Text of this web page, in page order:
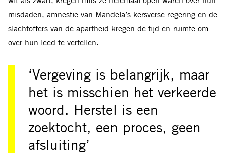
misdaden, amnestie van Mandela’s kersverse regering en de
slachtoffers van de apartheid kregen de tijd en ruimte om
over hun leed te vertellen.
‘Vergeving is belangrijk, maar
het is misschien het verkeerde
woord. Herstel is een
zoektocht, een proces, geen
afsluiting’